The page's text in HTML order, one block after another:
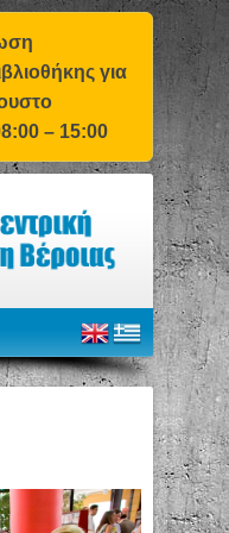
για
– 15:00